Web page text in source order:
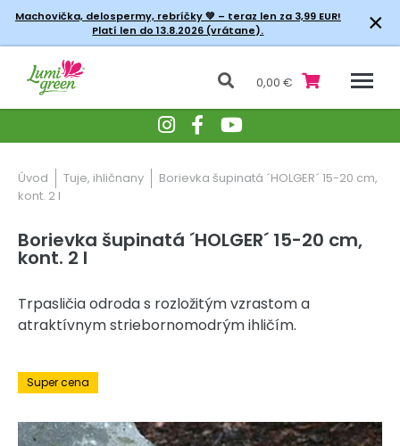
Machovička, delospermy, rebríčky💚 – teraz len za 3,99 EUR!
Platí len do 13.8.2026 (vrátane).
×
0,00 €
Úvod Tuje, ihličnany
Borievka šupinatá ´HOLGER´ 15-20 cm,
kont. 2 l
Borievka šupinatá ´HOLGER´ 15-20 cm,
kont. 2 l
Trpasličia odroda s rozložitým vzrastom a
atraktívnym striebornomodrým ihličím.
Super cena